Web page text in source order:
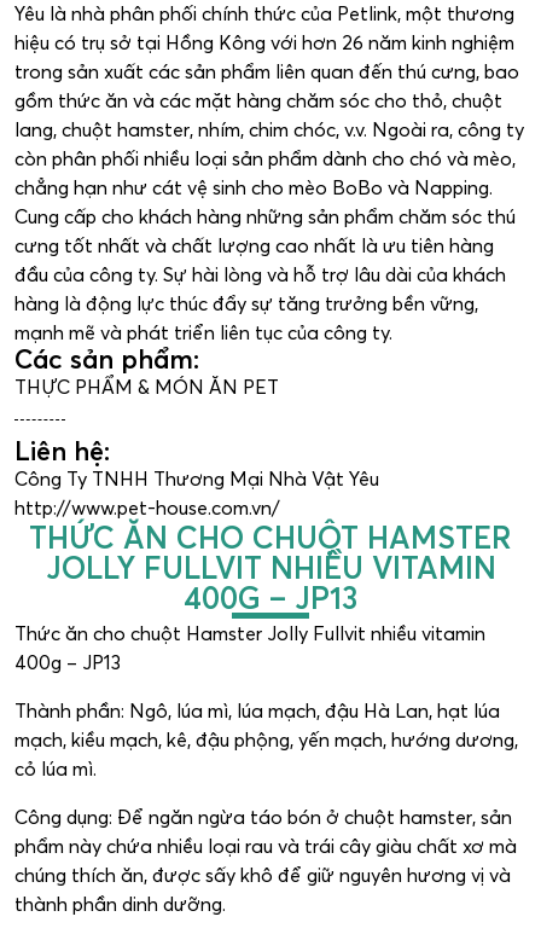
Yêu là nhà phân phối chính thức của Petlink, một thương
hiệu có trụ sở tại Hồng Kông với hơn 26 năm kinh nghiệm
trong sản xuất các sản phẩm liên quan đến thú cưng, bao
gồm thức ăn và các mặt hàng chăm sóc cho thỏ, chuột
lang, chuột hamster, nhím, chim chóc, v.v. Ngoài ra, công ty
còn phân phối nhiều loại sản phẩm dành cho chó và mèo,
chẳng hạn như cát vệ sinh cho mèo BoBo và Napping.
Cung cấp cho khách hàng những sản phẩm chăm sóc thú
cưng tốt nhất và chất lượng cao nhất là ưu tiên hàng
đầu của công ty. Sự hài lòng và hỗ trợ lâu dài của khách
hàng là động lực thúc đẩy sự tăng trưởng bền vững,
mạnh mẽ và phát triển liên tục của công ty.
Các sản phẩm:
THỰC PHẨM & MÓN ĂN PET
Liên hệ:
Công Ty TNHH Thương Mại Nhà Vật Yêu
http://www.pet-house.com.vn/
THỨC ĂN CHO CHUỘT HAMSTER
JOLLY FULLVIT NHIỀU VITAMIN
400G – JP13
Thức ăn cho chuột Hamster Jolly Fullvit nhiều vitamin
400g – JP13
Thành phần: Ngô, lúa mì, lúa mạch, đậu Hà Lan, hạt lúa
mạch, kiều mạch, kê, đậu phộng, yến mạch, hướng dương,
cỏ lúa mì.
Công dụng: Để ngăn ngừa táo bón ở chuột hamster, sản
phẩm này chứa nhiều loại rau và trái cây giàu chất xơ mà
chúng thích ăn, được sấy khô để giữ nguyên hương vị và
thành phần dinh dưỡng.